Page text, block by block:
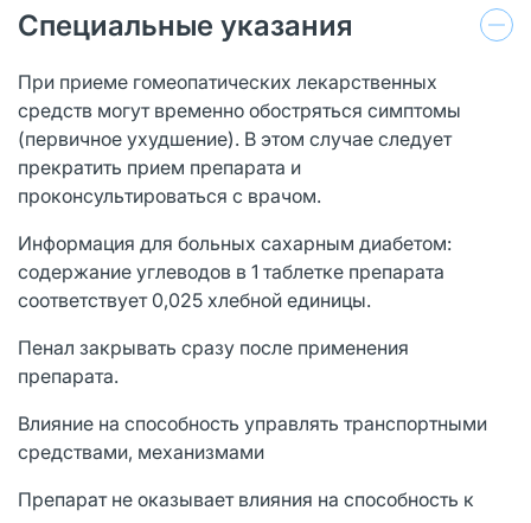
Специальные указания
При приеме гомеопатических лекарственных
средств могут временно обостряться симптомы
(первичное ухудшение). В этом случае следует
прекратить прием препарата и
проконсультироваться с врачом.
Информация для больных сахарным диабетом:
содержание углеводов в 1 таблетке препарата
соответствует 0,025 хлебной единицы.
Пенал закрывать сразу после применения
препарата.
Влияние на способность управлять транспортными
средствами, механизмами
Препарат не оказывает влияния на способность к